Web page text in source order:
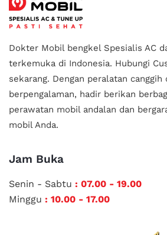
Dokter Mobil bengkel Spesialis AC
terkemuka di Indonesia. Hubungi
sekarang. Dengan peralatan canggih
berpengalaman, hadir berikan
perawatan mobil andalan dan
mobil Anda.
Jam Buka
Senin - Sabtu : 07.00 - 19.00
Minggu : 10.00 - 17.00